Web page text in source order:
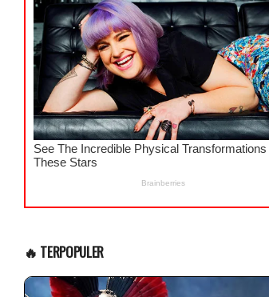
🔥 TERPOPULER